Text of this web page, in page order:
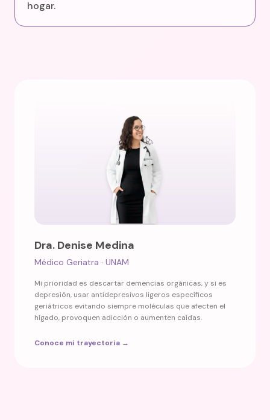
hogar.
Dra. Denise Medina
Médico Geriatra · UNAM
Mi prioridad es descartar demencias orgánicas, y si es
depresión, usar antidepresivos ligeros específicos
geriátricos evitando siempre moléculas que afecten el
hígado, provoquen adicción o aumenten caídas.
Conoce mi trayectoria →